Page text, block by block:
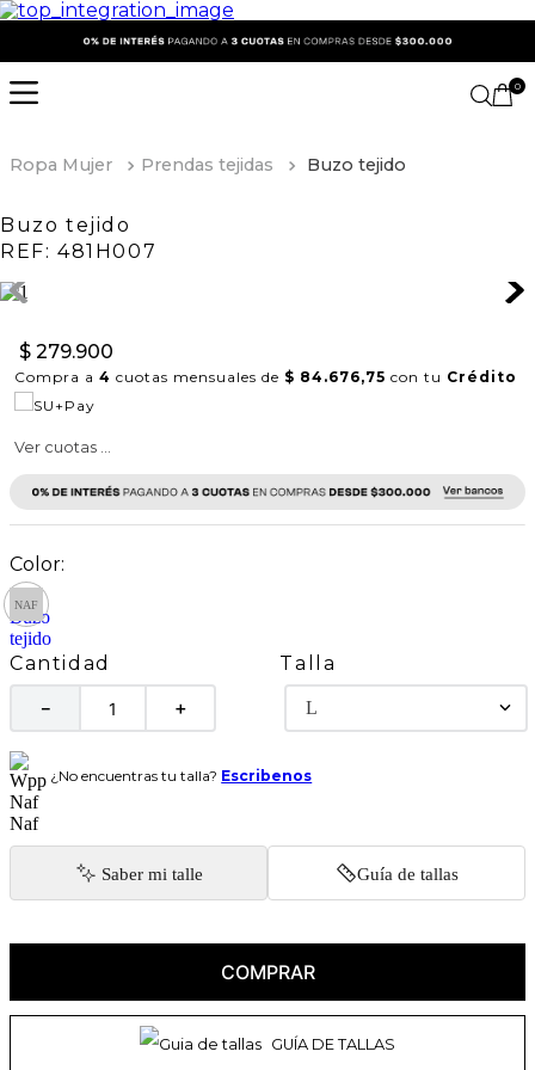
0
Ropa Mujer Prendas tejidas Buzo tejido
Buzo tejido
REF: 481H007
$ 279.900
Compra a 4 cuotas mensuales de $ 84.676,75 con tu Crédito
Ver cuotas ...
Cantidad
＋
－
Talla
L
¿No encuentras tu talla? Escribenos
Saber mi talle Guía de tallas
COMPRAR
GUÍA DE TALLAS